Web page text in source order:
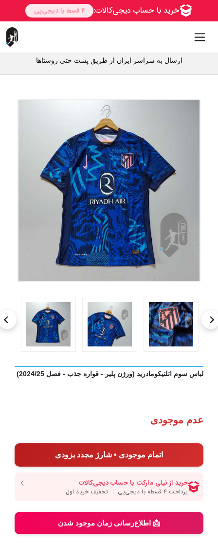
ارسال به سراسر ایران از طریق پست حتی روستاها
لباس سوم اتلتیکومادرید (ورژن پلیر - قواره جذب - فصل 2024/25)
عدم موجودی
اتمام موجودی • شارژ مجدد بزودی
📩 اطلاع‌رسانی زمان موجود شدن